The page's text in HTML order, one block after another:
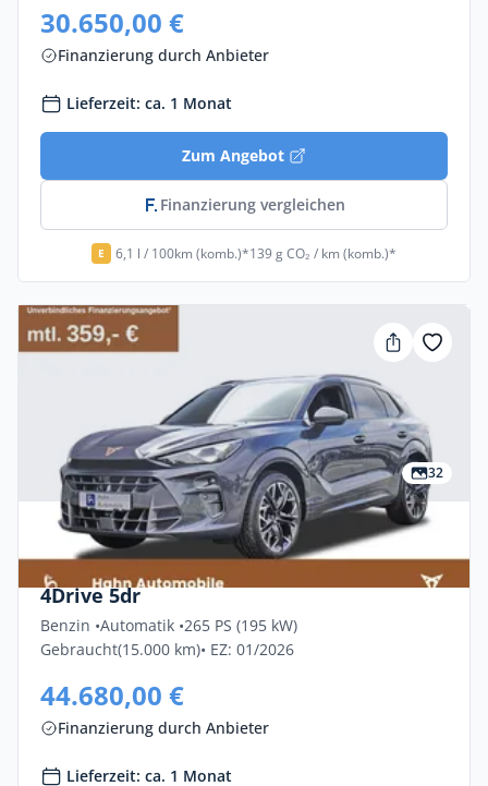
30.650,00 €
Finanzierung durch Anbieter
Lieferzeit: ca. 1 Monat
Zum Angebot
Finanzierung vergleichen
E 6,1 l / 100km (komb.)*139 g CO₂ / km (komb.)*
32
Privat & Gewerbe
Cupra Terramar 2.0 TSI 195kW VZ DSG
4Drive 5dr
Benzin •Automatik •265 PS (195 kW)
Gebraucht(15.000 km)• EZ: 01/2026
44.680,00 €
Finanzierung durch Anbieter
Lieferzeit: ca. 1 Monat